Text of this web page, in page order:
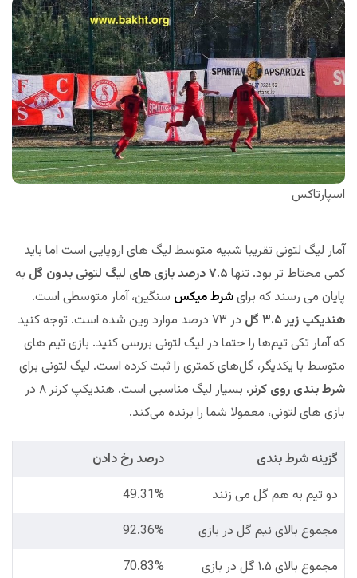
اسپارتاکس
آمار لیگ لتونی تقریبا شبیه متوسط لیگ های اروپایی است اما باید
کمی محتاط تر بود. تنها
به
پایان می رسند که برایشرط میکس سنگین، آمار متوسطی است.
هندیکپ زیر ۳.۵ گل
در ۷۳ درصد موارد وین شده است. توجه کنید
که آمار تکی تیم‌ها را حتما در لیگ لتونی بررسی کنید. بازی تیم های
متوسط با یکدیگر، گل‌های کمتری را ثبت کرده است. لیگ لتونی برای
شرط بندی روی کرنر
، بسیار لیگ مناسبی است. هندیکپ کرنر ۸ در
بازی های لتونی، معمولا شما را برنده می‌کند.
گزینه شرط بندی
درصد رخ دادن
دو تیم به هم گل می زنند
49.31%
مجموع بالای نیم گل در بازی
92.36%
مجموع بالای ۱.۵ گل در بازی
70.83%